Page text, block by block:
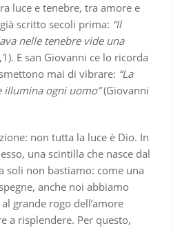
luce e tenebre, tra amore e
scritto secoli prima: “Il
nelle tenebre vide una
E san Giovanni ce lo ricorda
mai di vibrare: “La
illumina ogni uomo”(Giovanni
non tutta la luce è Dio. In
una scintilla che nasce dal
soli non bastiamo: come una
anche noi abbiamo
grande rogo dell’amore
a risplendere. Per questo,